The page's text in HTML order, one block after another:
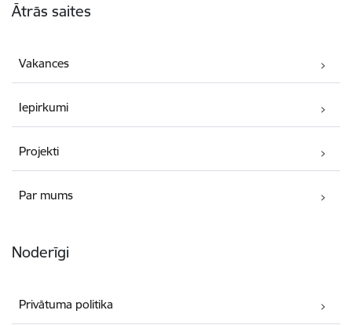
Ātrās saites
Vakances
Iepirkumi
Projekti
Par mums
Noderīgi
Privātuma politika